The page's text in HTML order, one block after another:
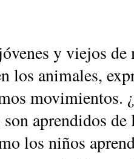
y viejos
los animales,
movimientos.
aprendidos
los niños